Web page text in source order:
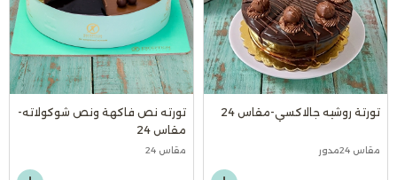
تورتة روشيه جالاكسي-مقاس 24
مقاس 24مدور
تورته نص فاكهة ونص شوكولاته-
مقاس 24
مقاس 24